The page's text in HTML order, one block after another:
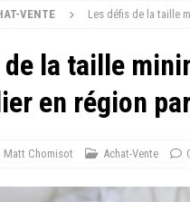
VENTE Les défis de la taille
la taille
en région
Matt Chomisot Achat-Vente